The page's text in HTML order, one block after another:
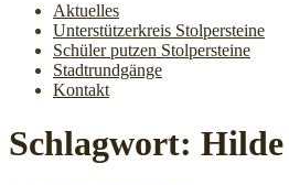
Aktuelles
Unterstützerkreis Stolpersteine
Schüler putzen Stolpersteine
Stadtrundgänge
Kontakt
Schlagwort: Hilde